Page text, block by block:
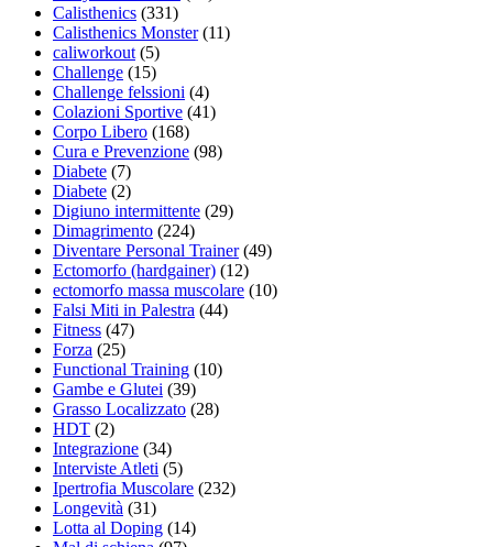
Calisthenics (331)
Calisthenics Monster(11)
caliworkout(5)
Challenge (15)
Challenge felssioni (4)
Colazioni Sportive (41)
Corpo Libero (168)
Cura e Prevenzione (98)
Diabete (7)
Diabete (2)
Digiuno intermittente (29)
Dimagrimento (224)
Diventare Personal Trainer(49)
Ectomorfo (hardgainer) (12)
ectomorfo massa muscolare (10)
Falsi Miti in Palestra (44)
Fitness (47)
Forza (25)
Functional Training (10)
Gambe e Glutei (39)
Grasso Localizzato (28)
HDT (2)
Integrazione (34)
Interviste Atleti (5)
Ipertrofia Muscolare (232)
Longevità (31)
Lotta al Doping (14)